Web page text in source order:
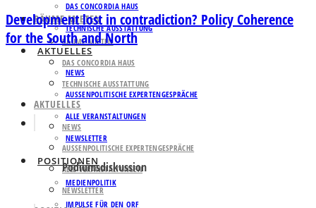
DAS CONCORDIA HAUS
TECHNISCHE AUSSTATTUNG
AKTUELLES
NEWS
AUSSENPOLITISCHE EXPERTENGESPRÄCHE
ALLE VERANSTALTUNGEN
NEWSLETTER
POSITIONEN
MEDIENPOLITIK
IMPULSE FÜR DEN ORF
RÄUME MIETEN
RÄUME MIETEN
DAS CONCORDIA HAUS
TECHNISCHE AUSSTATTUNG
AKTUELLES
NEWS
AUSSENPOLITISCHE EXPERTENGESPRÄCHE
ALLE VERANSTALTUNGEN
NEWSLETTER
Development lost in contradiction? Policy Coherence
for the South and North
Podiumsdiskussion